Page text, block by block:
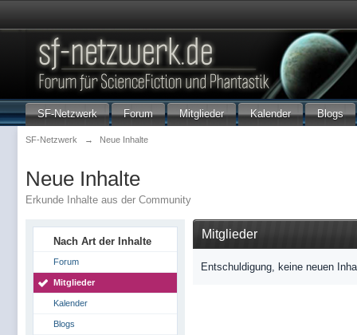
SF-Netzwerk Forum Mitglieder Kalender Blogs
SF-Netzwerk → Neue Inhalte
Neue Inhalte
Erkunde Inhalte aus der Community
Nach Art der Inhalte
Forum
Mitglieder
Kalender
Blogs
Mitglieder
Entschuldigung, keine neuen